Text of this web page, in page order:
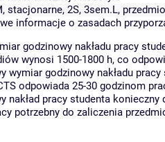
stacjonarne, 2S, 3sem.L,
informacje o zasadach
godzinowy nakładu pracy
wynosi 1500-1800 h, co
wymiar godzinowy nakładu
odpowiada 25-30 godzinom
nakład pracy studenta
potrzebny do zaliczenia